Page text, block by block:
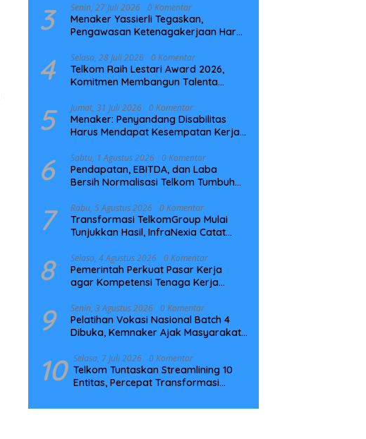
NCC
3 Senin, 27 Juli 2026 0 Komentar
Menaker Yassierli Tegaskan,
Pengawasan Ketenagakerjaan Harus
4 Selasa, 28 Juli 2026 0 Komentar
Telkom Raih Lestari Award 2026,
Komitmen Membangun Talenta
5 Jumat, 31 Juli 2026 0 Komentar
Menaker: Penyandang Disabilitas
Harus Mendapat Kesempatan Kerja
6 Sabtu, 1 Agustus 2026 0 Komentar
Pendapatan, EBITDA, dan Laba
Bersih Normalisasi Telkom Tumbuh
7 Rabu, 5 Agustus 2026 0 Komentar
Transformasi TelkomGroup Mulai
Tunjukkan Hasil, InfraNexia Catat
Digital Nasional
8 Selasa, 4 Agustus 2026 0 Komentar
Pemerintah Perkuat Pasar Kerja
agar Kompetensi Tenaga Kerja
9 Senin, 3 Agustus 2026 0 Komentar
Pelatihan Vokasi Nasional Batch 4
Dibuka, Kemnaker Ajak Masyarakat
10 Selasa, 7 Juli 2026 0 Komentar
Telkom Tuntaskan Streamlining 10
Entitas, Percepat Transformasi